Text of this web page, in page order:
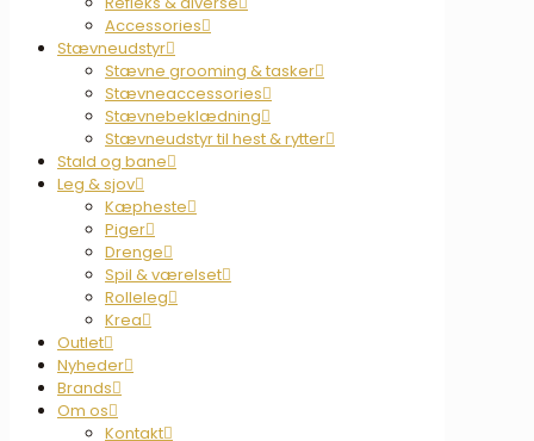
Accessories
Stævneudstyr
Stævne grooming & tasker
Stævneaccessories
Stævnebeklædning
Stævneudstyr til hest & rytter
Stald og bane
Leg & sjov
Kæpheste
Piger
Drenge
Spil & værelset
Rolleleg
Krea
Outlet
Nyheder
Brands
Om os
Kontakt